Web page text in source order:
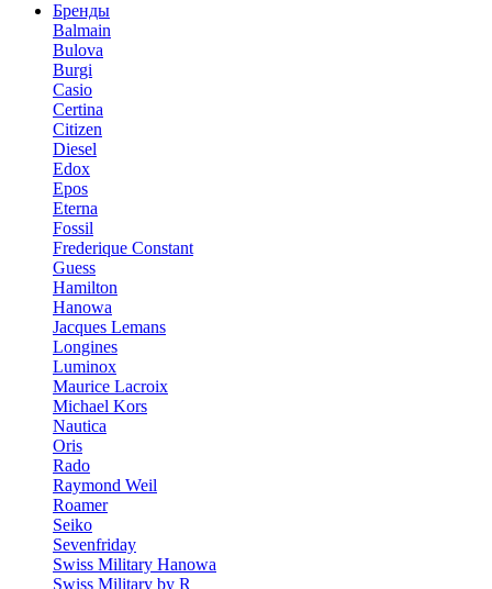
Бренды
Balmain
Bulova
Burgi
Casio
Certina
Citizen
Diesel
Edox
Epos
Eterna
Fossil
Frederique Constant
Guess
Hamilton
Hanowa
Jacques Lemans
Longines
Luminox
Maurice Lacroix
Michael Kors
Nautica
Oris
Rado
Raymond Weil
Roamer
Seiko
Sevenfriday
Swiss Military Hanowa
Swiss Military by R